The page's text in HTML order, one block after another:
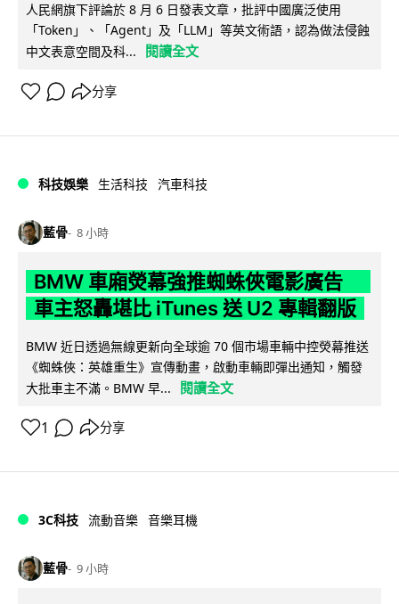
人民網旗下評論於 8 月 6 日發表文章，批評中國廣泛使用
「Token」、「Agent」及「LLM」等英文術語，認為做法侵蝕
中文表意空間及科...
閱讀全文
分享
科技娛樂 生活科技 汽車科技
藍骨 8 小時
BMW 車廂熒幕強推蜘蛛俠電影廣告
車主怒轟堪比 iTunes 送 U2 專輯翻版
BMW 近日透過無線更新向全球逾 70 個市場車輛中控熒幕推送
《蜘蛛俠：英雄重生》宣傳動畫，啟動車輛即彈出通知，觸發
大批車主不滿。BMW 早...
閱讀全文
1 分享
3C科技 流動音樂 音樂耳機
藍骨 9 小時